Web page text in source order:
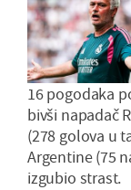
16 pogodaka
bivši napadač
(278 golova u
Argentine (75
izgubio strast.